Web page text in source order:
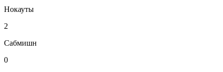
Нокауты
2
Сабмишн
0